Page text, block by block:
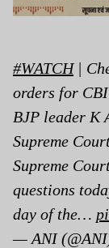
#WATCH|
orders for
BJP leader K
Supreme
Supreme
questions
day of the…
— ANI